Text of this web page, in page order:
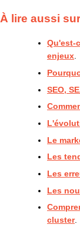
À lire aussi
Qu'est-
enjeux.
SEO,
Le
Les
Les
Les
cluster.